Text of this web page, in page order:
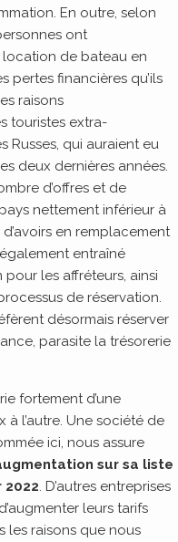
En outre, selon
ont
de bateau en
pertes financières qu’ils
raisons
touristes extra-
Russes, qui auraient eu
deux dernières années.
d’offres et de
nettement inférieur à
d’avoirs en remplacement
entraîné
les affréteurs, ainsi
de réservation.
désormais réserver
parasite la trésorerie
fortement d’une
l’autre. Une société de
ici, nous assure
sur sa liste
2022. D’autres entreprises
leurs tarifs
les raisons que nous